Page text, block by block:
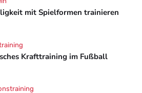
mit Spielformen trainieren
Krafttraining im Fußball